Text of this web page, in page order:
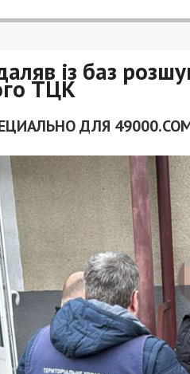
із баз
ТЦК
ДЛЯ